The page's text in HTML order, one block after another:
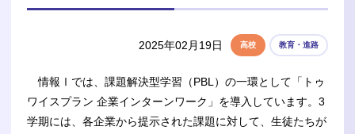
2025年02月19日 高校 教育・進路
情報Ⅰでは、課題解決型学習（PBL）の一環として「トゥ
ワイスプラン 企業インターンワーク」を導入しています。3
学期には、各企業から提示された課題に対して、生徒たちが